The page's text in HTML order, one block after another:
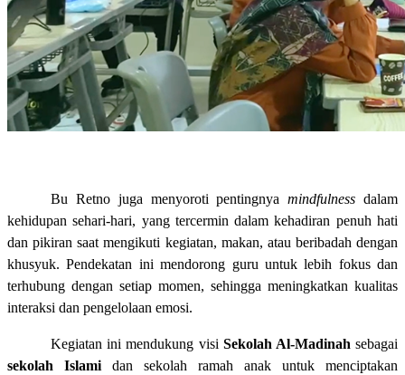
Bu Retno juga menyoroti pentingnyamindfulness dalam
kehidupan sehari-hari, yang tercermin dalam kehadiran penuh hati
dan pikiran saat mengikuti kegiatan, makan, atau beribadah dengan
khusyuk. Pendekatan ini mendorong guru untuk lebih fokus dan
terhubung dengan setiap momen, sehingga meningkatkan kualitas
interaksi dan pengelolaan emosi.
Kegiatan ini mendukung visi Sekolah Al-Madinah sebagai
sekolah Islami dan sekolah ramah anak untuk menciptakan